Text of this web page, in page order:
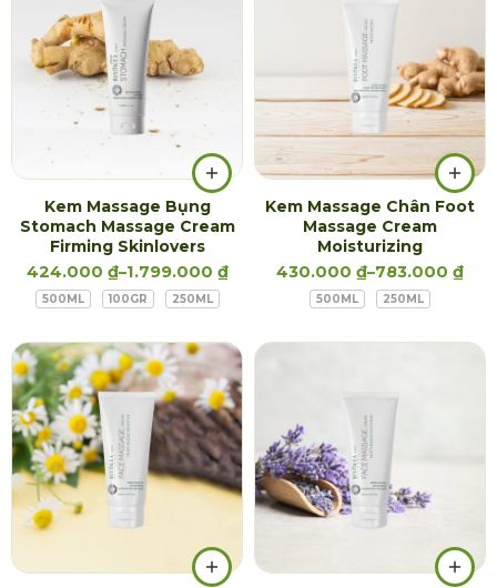
Kem Massage Bụng
Stomach Massage Cream
Firming Skinlovers
424.000 ₫–1.799.000 ₫
500ML 100GR 250ML
Kem Massage Chân Foot
Massage Cream
Moisturizing
430.000 ₫–783.000 ₫
500ML 250ML